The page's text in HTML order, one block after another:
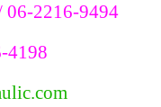
06-2216-9494
4198